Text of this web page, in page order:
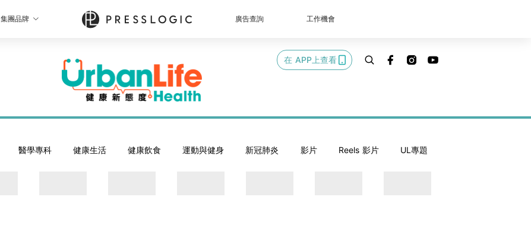
集團品牌 廣告查詢 工作機會
在 APP上查看
醫學專科 健康生活 健康飲食 運動與健身 新冠肺炎 影片 Reels 影片 UL專題